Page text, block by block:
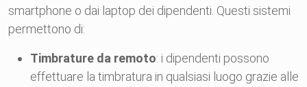
smartphone o dai laptop dei dipendenti. Questi sistemi
permettono di:
Timbrature da remoto: i dipendenti possono
effettuare la timbratura in qualsiasi luogo grazie alle